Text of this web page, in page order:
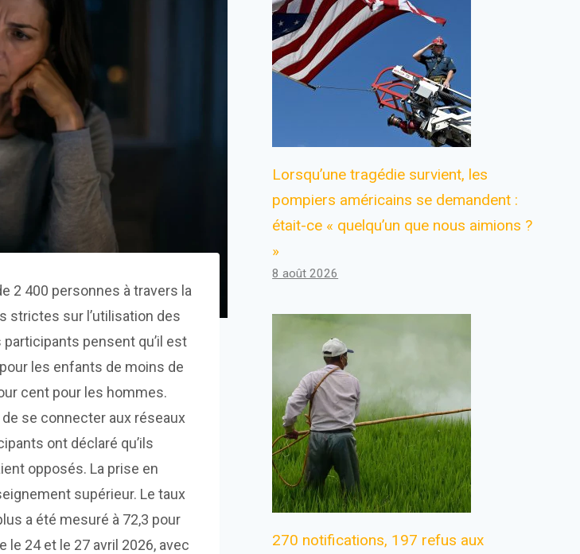
2 400 personnes à travers la
strictes sur l’utilisation des
pensent qu’il est
les enfants de moins de
cent pour les hommes.
se connecter aux réseaux
ont déclaré qu’ils
opposés. La prise en
supérieur. Le taux
a été mesuré à 72,3 pour
le 24 et le 27 avril 2026, avec
Lorsqu’une tragédie survient, les
pompiers américains se demandent :
était-ce « quelqu’un que nous aimions ?
»
8 août 2026
270 notifications, 197 refus aux